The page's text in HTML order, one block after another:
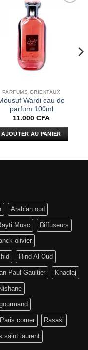
PARFUMS ORIENTAUX
Wardi eau de
parfum 100ml
11.000 CFA
AJOUTER AU PANIER
Arabian oud
Musc Diffuseurs
olivier
Hind Al Oud
Paul Gaultier Khadlaj
Nishane
Paris corner Rasasi
saint laurent